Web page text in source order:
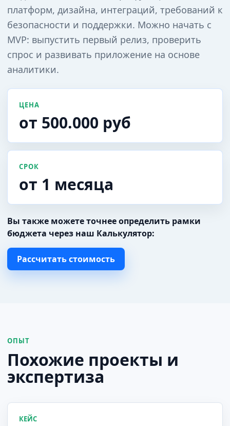
платформ, дизайна, интеграций, требований к
безопасности и поддержки. Можно начать с
MVP: выпустить первый релиз, проверить
спрос и развивать приложение на основе
аналитики.
ЦЕНА
от 500.000 руб
СРОК
от 1 месяца
Вы также можете точнее определить рамки
бюджета через наш Калькулятор:
Рассчитать стоимость
ОПЫТ
Похожие проекты и
экспертиза
КЕЙС